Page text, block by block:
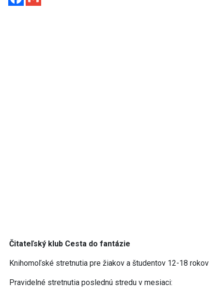
Čitateľský klub Cesta do fantázie
Knihomoľské stretnutia pre žiakov a študentov 12-18 rokov
Pravidelné stretnutia poslednú stredu v mesiaci: